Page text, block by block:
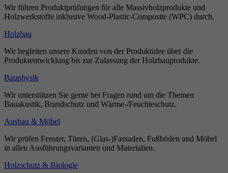
Wir führen Produktprüfungen für alle Massivholzprodukte und
Holzwerkstoffe inklusive Wood-Plastic-Composite (WPC) durch.
Holzbau
Wir begleiten unsere Kunden von der Produktidee über die
Produktentwicklung bis zur Zulassung der Holzbauprodukte.
Bauphysik
Wir unterstützen Sie gerne bei Fragen rund um die Themen
Bauakustik, Brandschutz und Wärme-/Feuchteschutz.
Ausbau & Möbel
Wir prüfen Fenster, Türen, (Glas-)Fassaden, Fußböden und Möbel
in allen Ausführungsvarianten und Materialien.
Holzschutz & Biologie